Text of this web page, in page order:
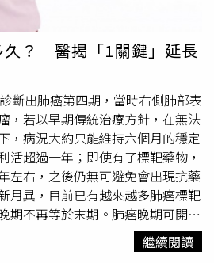
書，說60天內給書面的回覆」。這
「我們希望給女兒討回公道，盡快
院已經拖到變形了，因為顱內高壓
個包，都破裂了，現在傷口是完全
行復位，再以肋骨專用的鈦合金板
9公分。林聿騰主任強調，肋骨斷
行慢慢癒合，但對於斷了3根以上
受影響者，癒合可能達半年且可能
胸、血胸等情況，又要忍受長期劇
，才能早日回復正常生活。重拾大
錡主任指出，原本左胸肋骨讓他
，覺得過往如浮雲，生不如死，人
術後，不到2天，胸部的疼痛消失
受到新鮮的空氣，重拾他對人生的
久？ 醫揭「1關鍵」延長
斷出肺癌第四期，當時右側肺部表
，若以早期傳統治療方針，在無法
，病況大約只能維持六個月的穩定
活超過一年；即使有了標靶藥物，
左右，之後仍無可避免會出現抗藥
月異，目前已有越來越多肺癌標靶
期不再等於末期。肺癌晚期可開
臺大分院胸腔外科陳沛興醫師說
對大、周邊組織受損更嚴重，需手
繼續閱讀